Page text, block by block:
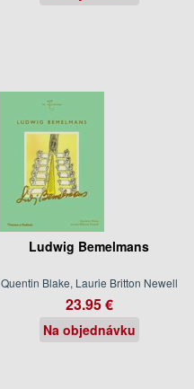
Ludwig Bemelmans
Quentin Blake, Laurie Britton Newell
23.95 €
Na objednávku